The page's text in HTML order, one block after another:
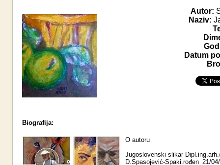
Autor:
Naziv:
Datum
Biografija:
O autoru
Jugoslovenski slikar
D.Spasojević-Spaki.rođen 21/